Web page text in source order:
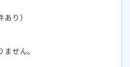
り）
せん。